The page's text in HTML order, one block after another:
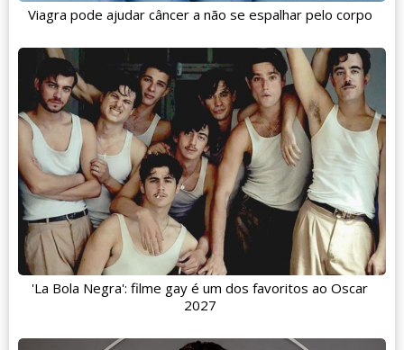
Viagra pode ajudar câncer a não se espalhar pelo corpo
'La Bola Negra': filme gay é um dos favoritos ao Oscar
2027